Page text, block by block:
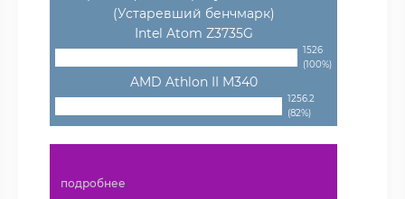
(Устаревший бенчмарк)
Intel Atom Z3735G
1526
(100%)
AMD Athlon II M340
1256.2
(82%)
подробнее